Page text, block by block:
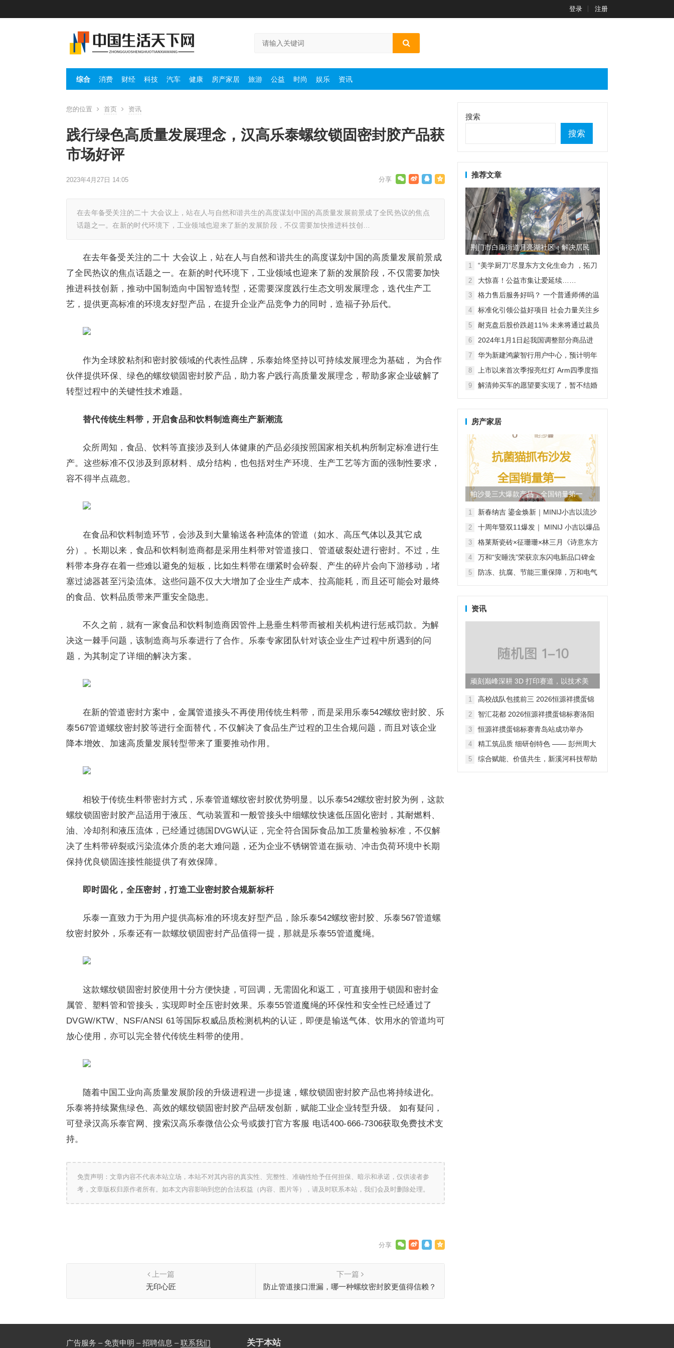
登录 注册
综合 消费 财经 科技 汽车 健康 房产家居 旅游 公益 时尚 娱乐 资讯
您的位置 首页 资讯
践行绿色高质量发展理念，汉高乐泰螺纹锁固密封胶产品获
市场好评
2023年4月27日 14:05
在去年备受关注的二十 大会议上，站在人与自然和谐共生的高度谋划中国的高质量发展前景成了全民热议的焦点
话题之一。在新的时代环境下，工业领域也迎来了新的发展阶段，不仅需要加快推进科技创…
在去年备受关注的二十 大会议上，站在人与自然和谐共生的高度谋划中国的高质量发展前景成
了全民热议的焦点话题之一。在新的时代环境下，工业领域也迎来了新的发展阶段，不仅需要加快
推进科技创新，推动中国制造向中国智造转型，还需要深度践行生态文明发展理念，迭代生产工
艺，提供更高标准的环境友好型产品，在提升企业产品竞争力的同时，造福子孙后代。
作为全球胶粘剂和密封胶领域的代表性品牌，乐泰始终坚持以可持续发展理念为基础， 为合作
伙伴提供环保、绿色的螺纹锁固密封胶产品，助力客户践行高质量发展理念，帮助多家企业破解了
转型过程中的关键性技术难题。
替代传统生料带，开启食品和饮料制造商生产新潮流
众所周知，食品、饮料等直接涉及到人体健康的产品必须按照国家相关机构所制定标准进行生
产。这些标准不仅涉及到原材料、成分结构，也包括对生产环境、生产工艺等方面的强制性要求，
容不得半点疏忽。
在食品和饮料制造环节，会涉及到大量输送各种流体的管道（如水、高压气体以及其它成
分）。长期以来，食品和饮料制造商都是采用生料带对管道接口、管道破裂处进行密封。不过，生
料带本身存在着一些难以避免的短板，比如生料带在绷紧时会碎裂、产生的碎片会向下游移动，堵
塞过滤器甚至污染流体。这些问题不仅大大增加了企业生产成本、拉高能耗，而且还可能会对最终
的食品、饮料品质带来严重安全隐患。
不久之前，就有一家食品和饮料制造商因管件上悬垂生料带而被相关机构进行惩戒罚款。为解
决这一棘手问题，该制造商与乐泰进行了合作。乐泰专家团队针对该企业生产过程中所遇到的问
题，为其制定了详细的解决方案。
在新的管道密封方案中，金属管道接头不再使用传统生料带，而是采用乐泰542螺纹密封胶、乐
泰567管道螺纹密封胶等进行全面替代，不仅解决了食品生产过程的卫生合规问题，而且对该企业
降本增效、加速高质量发展转型带来了重要推动作用。
相较于传统生料带密封方式，乐泰管道螺纹密封胶优势明显。以乐泰542螺纹密封胶为例，这款
螺纹锁固密封胶产品适用于液压、气动装置和一般管接头中细螺纹快速低压固化密封，其耐燃料、
油、冷却剂和液压流体，已经通过德国DVGW认证，完全符合国际食品加工质量检验标准，不仅解
决了生料带碎裂或污染流体介质的老大难问题，还为企业不锈钢管道在振动、冲击负荷环境中长期
保持优良锁固连接性能提供了有效保障。
即时固化，全压密封，打造工业密封胶合规新标杆
乐泰一直致力于为用户提供高标准的环境友好型产品，除乐泰542螺纹密封胶、乐泰567管道螺
纹密封胶外，乐泰还有一款螺纹锁固密封产品值得一提，那就是乐泰55管道魔绳。
这款螺纹锁固密封胶使用十分方便快捷，可回调，无需固化和返工，可直接用于锁固和密封金
属管、塑料管和管接头，实现即时全压密封效果。乐泰55管道魔绳的环保性和安全性已经通过了
DVGW/KTW、NSF/ANSI 61等国际权威品质检测机构的认证，即便是输送气体、饮用水的管道均可
放心使用，亦可以完全替代传统生料带的使用。
随着中国工业向高质量发展阶段的升级进程进一步提速，螺纹锁固密封胶产品也将持续进化。
乐泰将持续聚焦绿色、高效的螺纹锁固密封胶产品研发创新，赋能工业企业转型升级。 如有疑问，
可登录汉高乐泰官网、搜索汉高乐泰微信公众号或拨打官方客服 电话400-666-7306获取免费技术支
持。
免责声明：文章内容不代表本站立场，本站不对其内容的真实性、完整性、准确性给予任何担保、暗示和承诺，仅供读者参
考，文章版权归原作者所有。如本文内容影响到您的合法权益（内容、图片等），请及时联系本站，我们会及时删除处理。
上一篇
无印心匠
下一篇
防止管道接口泄漏，哪一种螺纹密封胶更值得信赖？
搜索
搜索
推荐文章
荆门市白庙街道月亮湖社区：解决居民
烦心事 提升居民生活环境
1
“美学厨刀”尽显东方文化生命力 ，拓刀
2 大惊喜！公益市集让爱延续……
3
格力售后服务好吗？ 一个普通师傅的温
4
标准化引领公益好项目 社会力量关注乡
5
耐克盘后股价跌超11% 未来将通过裁员
6
2024年1月1日起我国调整部分商品进
7
华为新建鸿蒙智行用户中心，预计明年
8
上市以来首次季报亮红灯 Arm四季度指
9
解清帅买车的愿望要实现了，暂不结婚
房产家居
帕沙曼三大爆款产品，全国销量第一
1
新春纳吉 鎏金焕新｜MINIJ小吉以流沙
2
十周年暨双11爆发｜ MINIJ 小吉以爆品
样
3
格莱斯瓷砖×征珊珊×林三月《诗意东方
4
万和“安睡洗”荣获京东闪电新品口碑金
5
防冻、抗腐、节能三重保障，万和电气
资讯
顽刻巅峰深耕 3D 打印赛道，以技术美
学重构国货鞋履产业新格...
1
高校战队包揽前三 2026恒源祥掼蛋锦
2
智汇花都 2026恒源祥掼蛋锦标赛洛阳
3 恒源祥掼蛋锦标赛青岛站成功举办
4
精工筑品质 细研创特色 —— 彭州周大
5
综合赋能、价值共生，新溪河科技帮助
广告服务 – 免责申明 – 招聘信息 –联系我们 关于本站